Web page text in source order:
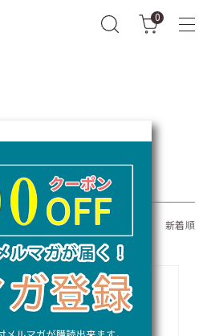
0
おすすめ順 新着順